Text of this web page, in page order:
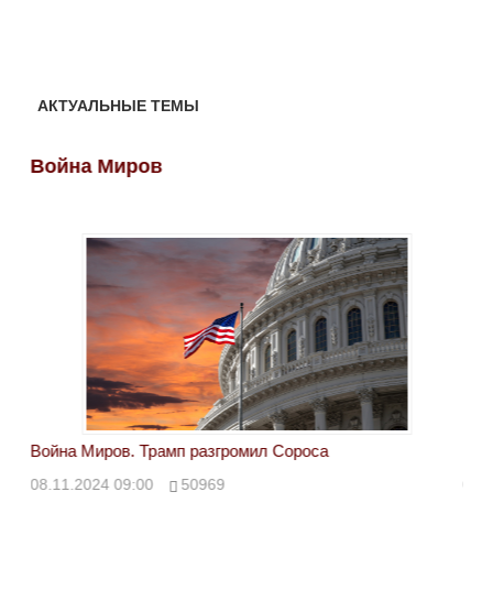
АКТУАЛЬНЫЕ ТЕМЫ
Война Миров
Война Миров. Трамп разгромил Сороса
08.11.2024 09:00 50969